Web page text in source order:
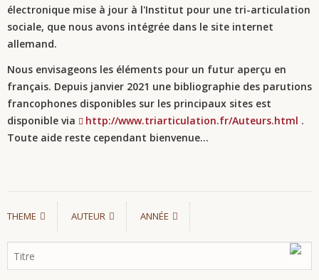
électronique mise à jour à l'Institut pour une tri-articulation
sociale, que nous avons intégrée dans le site internet
allemand.
Nous envisageons les éléments pour un futur aperçu en
français. Depuis janvier 2021 une bibliographie des parutions
francophones disponibles sur les principaux sites est
disponible via
http://www.triarticulation.fr/Auteurs.html .
Toute aide reste cependant bienvenue...
THEME AUTEUR ANNÉE